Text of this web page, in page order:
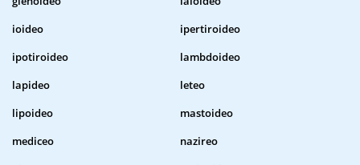
ioideo
ipertiroideo
ipotiroideo
lambdoideo
lapideo
leteo
lipoideo
mastoideo
mediceo
nazireo